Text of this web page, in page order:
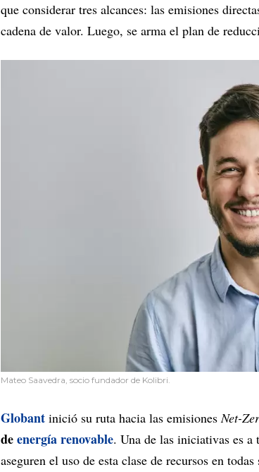
que considerar tres alcances: las emisiones
cadena de valor. Luego, se arma el plan de
Mateo Saavedra, socio fundador de Kolibri.
Globant inició su ruta hacia las emisionesNet-
deenergía renovable. Una de las iniciativas es a
aseguren el uso de esta clase de recursos en